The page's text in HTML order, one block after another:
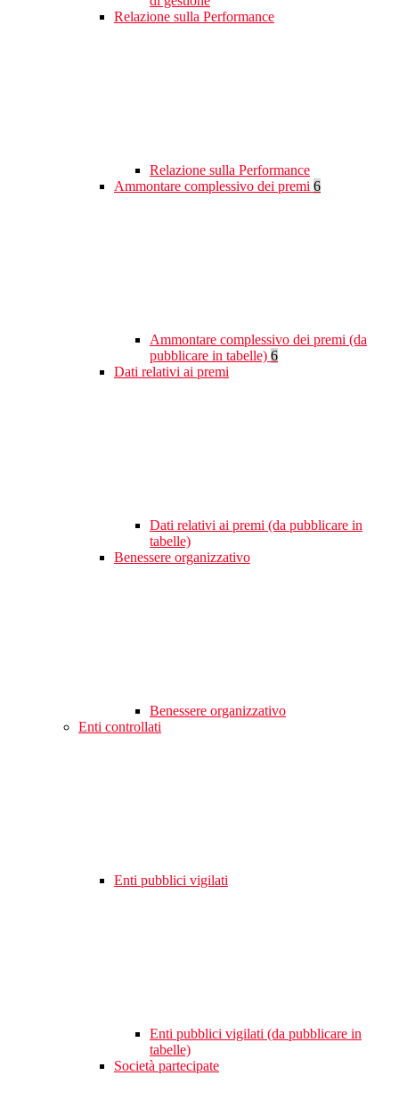
Relazione sulla Performance
Relazione sulla Performance
Ammontare complessivo dei premi 6
Ammontare complessivo dei premi (da
pubblicare in tabelle) 6
Dati relativi ai premi
Dati relativi ai premi (da pubblicare in
tabelle)
Benessere organizzativo
Benessere organizzativo
Enti controllati
Enti pubblici vigilati
Enti pubblici vigilati (da pubblicare in
tabelle)
Società partecipate